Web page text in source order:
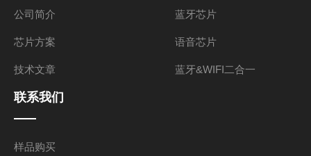
公司简介
芯片方案
技术文章
蓝牙芯片
语音芯片
蓝牙&WIFI二合一
联系我们
样品购买